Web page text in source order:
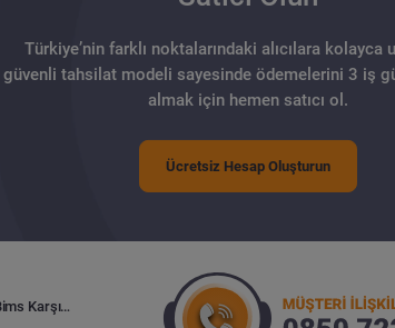
Türkiye’nin farklı noktalarındaki alıcılara kolayca
güvenli tahsilat modeli sayesinde ödemelerini 3 iş
almak için hemen satıcı ol.
Ücretsiz Hesap Oluşturun
Gazbeton, Tuğla ve Bims Karşılaştırması: Hangisi Daha Avantajlı?